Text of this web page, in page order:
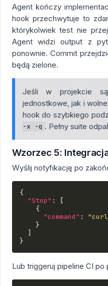
Agent kończy
hook przechwytuje to
którykolwiek test nie
Agent widzi output z
ponownie. Commit
będą zielone.
Jeśli w projekcie
jednostkowe, jak i
hook do szybkiego
-x -q . Pełny suite
Wzorzec 5:
Wyślij notyfikację po
{
"Stop" :
[
{
"command" :
}
]
}
Lub triggeruj pipeline CI po